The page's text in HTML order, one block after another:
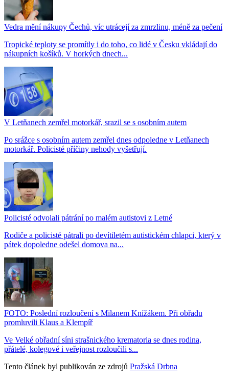
Vedra mění nákupy Čechů, víc utrácejí za zmrzlinu, méně za pečení
Tropické teploty se promítly i do toho, co lidé v Česku vkládají do
nákupních košíků. V horkých dnech...
V Letňanech zemřel motorkář, srazil se s osobním autem
Po srážce s osobním autem zemřel dnes odpoledne v Letňanech
motorkář. Policisté příčiny nehody vyšetřují.
Policisté odvolali pátrání po malém autistovi z Letné
Rodiče a policisté pátrali po devítiletém autistickém chlapci, který v
pátek dopoledne odešel domova na...
FOTO: Poslední rozloučení s Milanem Knížákem. Při obřadu
promluvili Klaus a Klempíř
Ve Velké obřadní síni strašnického krematoria se dnes rodina,
přátelé, kolegové i veřejnost rozloučili s...
Tento článek byl publikován ze zdrojů Pražská Drbna